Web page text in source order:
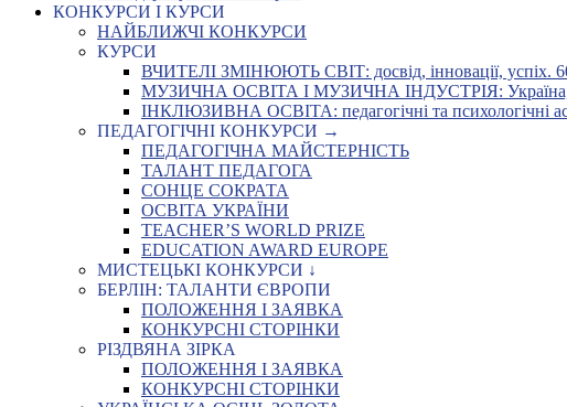
КОНКУРСИ І КУРСИ
НАЙБЛИЖЧІ КОНКУРСИ
КУРСИ
ВЧИТЕЛІ ЗМІНЮЮТЬ СВІТ: досвід, інновації, успіх.
МУЗИЧНА ОСВІТА І МУЗИЧНА ІНДУСТРІЯ: Україна,
ІНКЛЮЗИВНА ОСВІТА: педагогічні та психологічні
ПЕДАГОГІЧНІ КОНКУРСИ →
ПЕДАГОГІЧНА МАЙСТЕРНІСТЬ
ТАЛАНТ ПЕДАГОГА
СОНЦЕ СОКРАТА
ОСВІТА УКРАЇНИ
TEACHER’S WORLD PRIZE
EDUCATION AWARD EUROPE
МИСТЕЦЬКІ КОНКУРСИ ↓
БЕРЛІН: ТАЛАНТИ ЄВРОПИ
ПОЛОЖЕННЯ І ЗАЯВКА
КОНКУРСНІ СТОРІНКИ
РІЗДВЯНА ЗІРКА
ПОЛОЖЕННЯ І ЗАЯВКА
КОНКУРСНІ СТОРІНКИ